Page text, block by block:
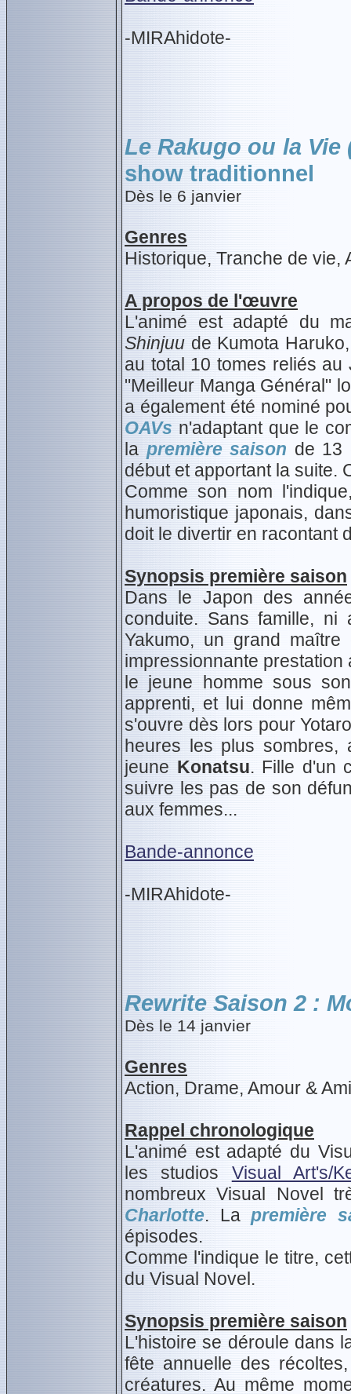
-MIRAhidote-
Le Rakugo ou la Vie
show traditionnel
Dès le 6 janvier
Genres
Historique, Tranche de vie,
A propos de l'œuvre
L'animé est adapté du
Shinjuu de Kumota
au total 10 tomes reliés
"Meilleur Manga Général"
a également été nominé
OAVs n'adaptant que le
la première saison de 13
début et apportant la suite.
Comme son nom
humoristique japonais,
doit le divertir en racontant
Synopsis première saison
Dans le Japon des
conduite. Sans famille,
Yakumo, un grand
impressionnante
le jeune homme sous
apprenti, et lui donne
s'ouvre dès lors pour
heures les plus
jeune Konatsu. Fille d'un
suivre les pas de son
aux femmes...
Bande-annonce
-MIRAhidote-
Rewrite Saison 2 :
Dès le 14 janvier
Genres
Action, Drame, Amour &
Rappel chronologique
L'animé est adapté du
les studios Visual Art's/
nombreux Visual Novel
Charlotte. Lapremière
épisodes.
Comme l'indique le titre,
du Visual Novel.
Synopsis première saison
L'histoire se déroule dans
fête annuelle des
créatures. Au même